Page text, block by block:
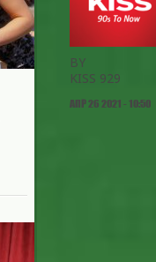
BY
KISS 929
ΑΠΡ 26 2021 - 10:50